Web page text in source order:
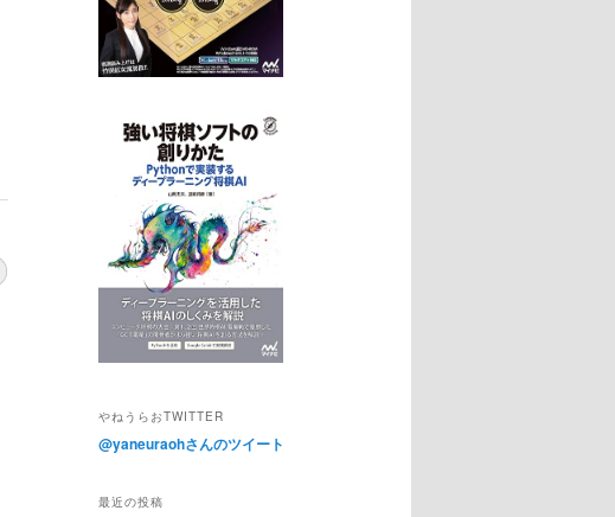
やねうらおTWITTER
@yaneuraohさんのツイート
最近の投稿